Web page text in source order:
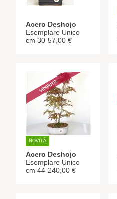
Acero Deshojo
Esemplare Unico
cm 30-57,00 €
NOVITÀ
Acero Deshojo
Esemplare Unico
cm 44-240,00 €